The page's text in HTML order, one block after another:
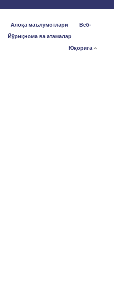
Алоқа маълумотлари
Веб-
Йўриқнома ва атамалар
Юқорига